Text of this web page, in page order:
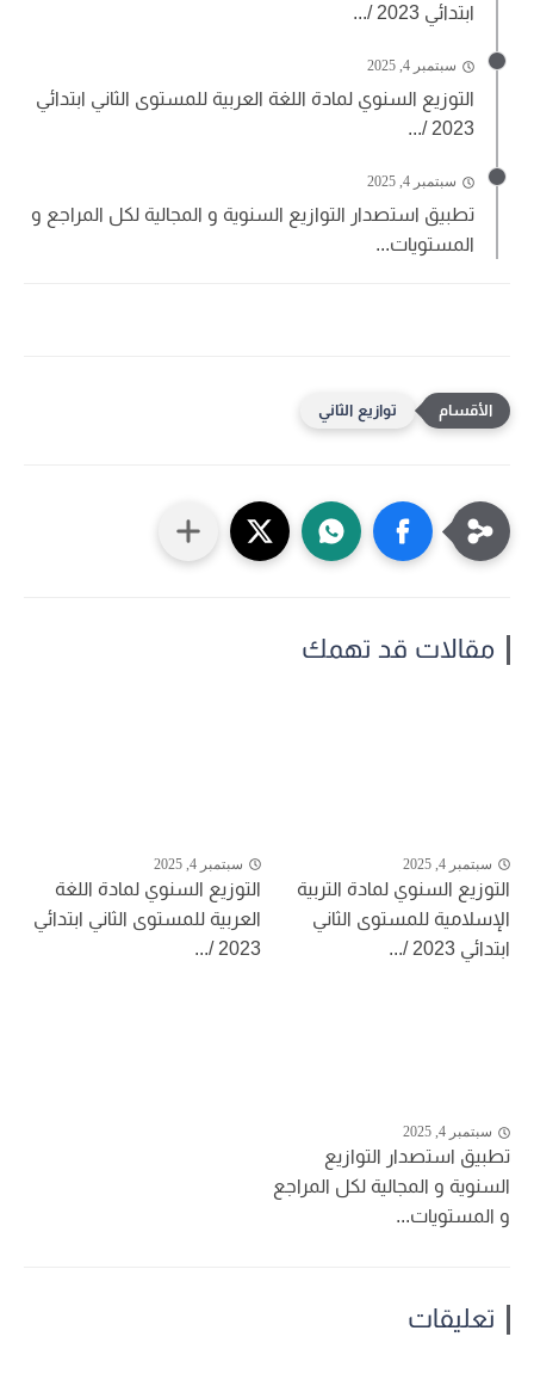
ابتدائي 2023 /...
سبتمبر 4, 2025
التوزيع السنوي لمادة اللغة العربية للمستوى الثاني ابتدائي
2023 /...
سبتمبر 4, 2025
تطبيق استصدار التوازيع السنوية و المجالية لكل المراجع و
المستويات...
توازيع الثاني
مقالات قد تهمك
سبتمبر 4, 2025
التوزيع السنوي لمادة التربية
الإسلامية للمستوى الثاني
ابتدائي 2023 /...
سبتمبر 4, 2025
التوزيع السنوي لمادة اللغة
العربية للمستوى الثاني ابتدائي
2023 /...
سبتمبر 4, 2025
تطبيق استصدار التوازيع
السنوية و المجالية لكل المراجع
و المستويات...
تعليقات